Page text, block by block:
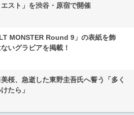
エスト」を渋谷・原宿で開催
MONSTER Round 9」の表紙を飾
いグラビアを掲載！
桜、急逝した東野圭吾氏へ誓う「多く
たら」